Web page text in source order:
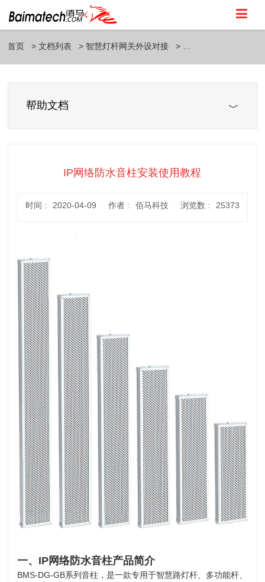
首页 文档列表 智慧灯杆网关外设对接
帮助文档
IP网络防水音柱安装使用教程
时间 : 2020-04-09 作者 : 佰马科技 浏览数 : 25373
一、IP网络防水音柱产品简介
BMS-DG-GB系列音柱，是一款专用于智慧路灯杆、多功能杆、